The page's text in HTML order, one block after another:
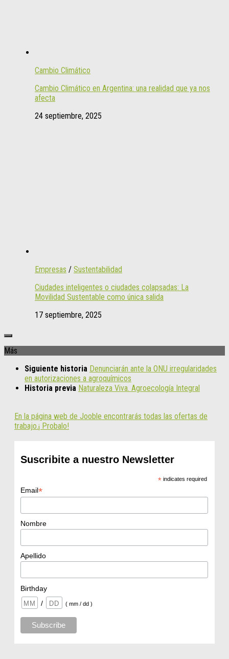
Cambio Climático
Cambio Climático en Argentina: una realidad que ya nos
afecta
24 septiembre, 2025
Empresas / Sustentabilidad
Ciudades inteligentes o ciudades colapsadas: La
Movilidad Sustentable como única salida
17 septiembre, 2025
Más
Siguiente historia Denunciarán ante la ONU irregularidades
en autorizaciones a agroquímicos
Historia previa Naturaleza Viva. Agroecología Integral
En la página web de Jooble encontrarás todas las ofertas de
trabajo.¡ Probalo!
Suscribite a nuestro Newsletter
*indicates required
Email*
Nombre
Apellido
Birthday
/
( mm / dd )